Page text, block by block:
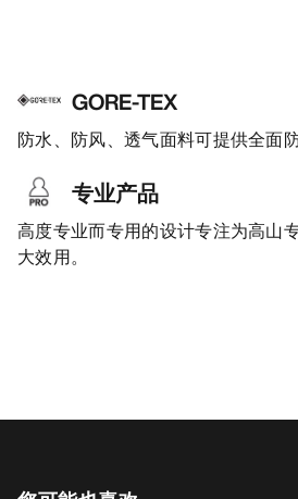
GORE-TEX
防水、防风、透气面料可提供全面防
专业产品
高度专业而专用的设计专注为高山
大效用。